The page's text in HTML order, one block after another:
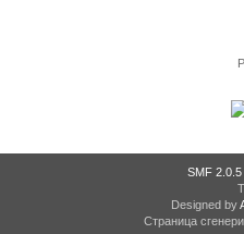
SMF 2.0.5
Designed by
Страница